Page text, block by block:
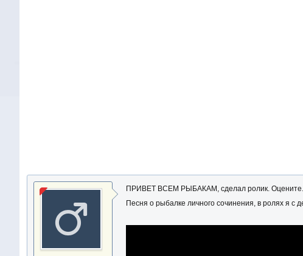
ПРИВЕТ ВСЕМ РЫБАКАМ, сделал ролик. Оцените.
Песня о рыбалке личного сочинения, в ролях я с